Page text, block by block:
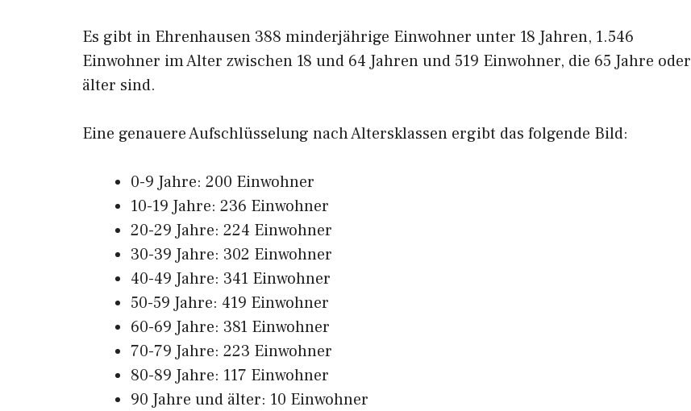
Es gibt in Ehrenhausen 388 minderjährige Einwohner unter 18 Jahren, 1.546
Einwohner im Alter zwischen 18 und 64 Jahren und 519 Einwohner, die 65 Jahre oder
älter sind.
Eine genauere Aufschlüsselung nach Altersklassen ergibt das folgende Bild:
0-9 Jahre: 200 Einwohner
10-19 Jahre: 236 Einwohner
20-29 Jahre: 224 Einwohner
30-39 Jahre: 302 Einwohner
40-49 Jahre: 341 Einwohner
50-59 Jahre: 419 Einwohner
60-69 Jahre: 381 Einwohner
70-79 Jahre: 223 Einwohner
80-89 Jahre: 117 Einwohner
90 Jahre und älter: 10 Einwohner